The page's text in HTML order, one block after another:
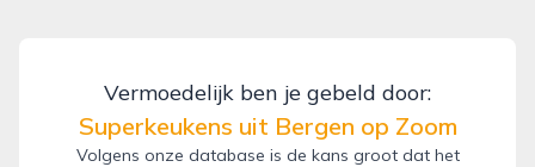
Vermoedelijk ben je gebeld door:
Superkeukens uit Bergen op Zoom
Volgens onze database is de kans groot dat het